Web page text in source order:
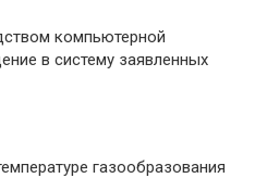
компьютерной
в систему заявленных
газообразования